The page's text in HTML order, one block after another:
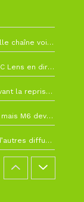
RC Lens – Villarreal : à quelle heure et sur quelle chaîne voir la finale de la Como Cup ?
Como Cup : comment regarder les matchs du RC Lens en direct ?
Ligue 1+ diffusera plus de 30 matchs amicaux avant la reprise de la Ligue 1
Coupe du monde 2026 : des audiences record, mais M6 devrait perdre très gros !
Ligue 1+ délaissée : le PSG et l’OL choisissent d’autres diffuseurs pour leur reprise